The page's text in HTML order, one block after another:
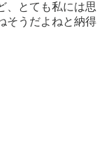
とても私には思
そうだよねと納得